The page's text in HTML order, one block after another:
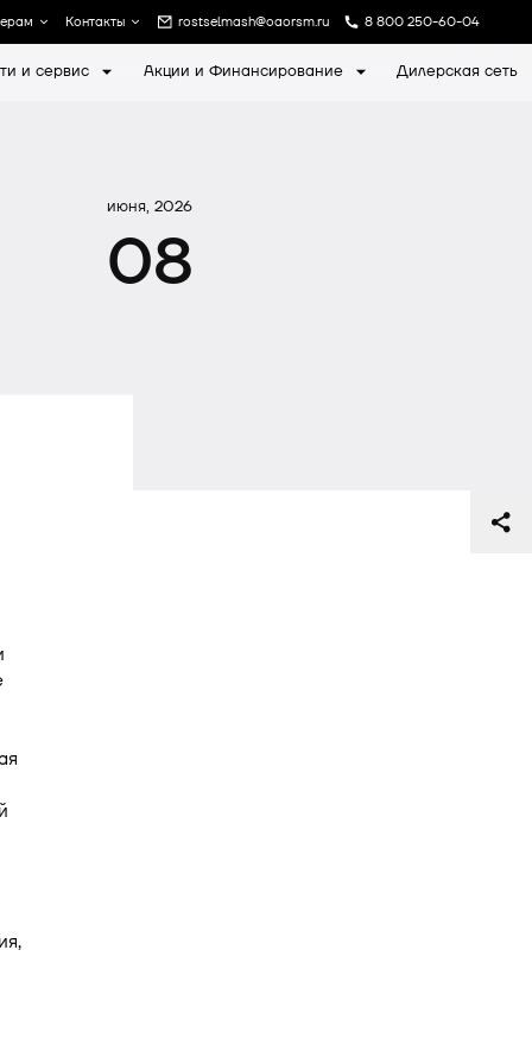
Контакты rostselmash@oaorsm.ru 8 800 250-60-04
и сервис Акции и Финансирование Дилерская сеть
июня, 2026
08